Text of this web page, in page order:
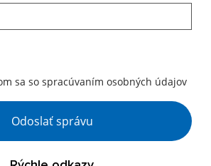
sa so spracúvaním osobných údajov
Response
Odoslať správu